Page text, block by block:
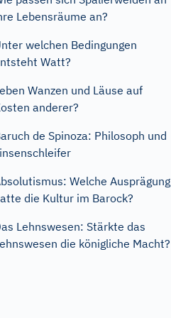
Lebensräume an?
welchen Bedingungen
Watt?
Wanzen und Läuse auf
anderer?
de Spinoza: Philosoph und
Welche Ausprägung
die Kultur im Barock?
Lehnswesen: Stärkte das
die königliche Macht?